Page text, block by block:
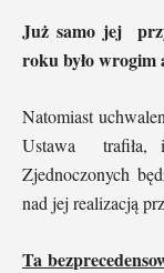
Już samo jej
roku było wrogim
Natomiast
Ustawa trafiła,
Zjednoczonych
nad jej realizacją
Ta